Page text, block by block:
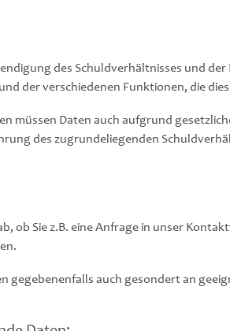
des Schuldverhältnisses und
der verschiedenen Funktionen, die
müssen Daten auch aufgrund
des zugrundeliegenden
ob Sie z.B. eine Anfrage in unser
auch gesondert an